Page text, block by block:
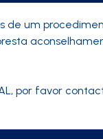
de um
por favor